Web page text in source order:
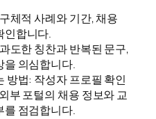
체적 사례와 기간, 채용
인합니다.
도한 칭찬과 반복된 문구,
을 의심합니다.
방법: 작성자 프로필 확인
부 포털의 채용 정보와 교
를 점검합니다.